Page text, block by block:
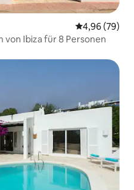
4,96 (79)
von Ibiza für 8 Personen